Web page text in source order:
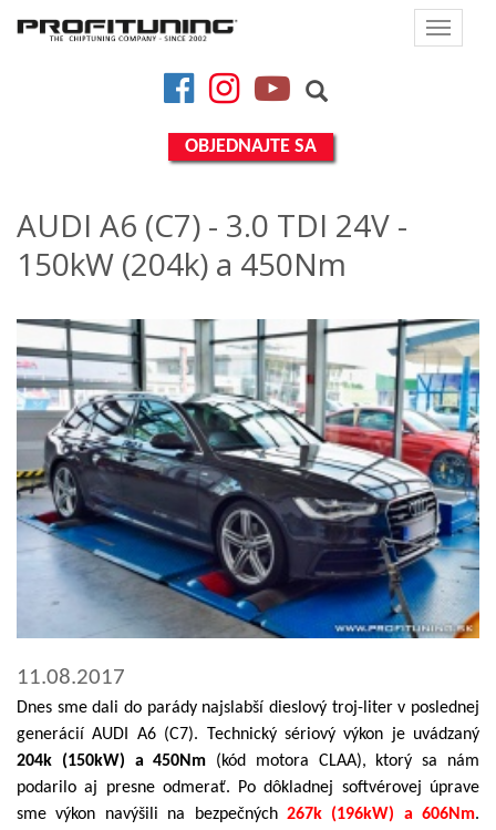
Toggle
FacebookInstagramYouTube
OBJEDNAJTE SA
AUDI A6 (C7) - 3.0 TDI 24V -
150kW (204k) a 450Nm
11.08.2017
Dnes sme dali do parády najslabší dieslový troj-liter v poslednej
generácií AUDI A6 (C7). Technický sériový výkon je uvádzaný
204k (150kW) a 450Nm (kód motora CLAA), ktorý sa nám
podarilo aj presne odmerať. Po dôkladnej softvérovej úprave
sme výkon navýšili na bezpečných 267k (196kW) a 606Nm.